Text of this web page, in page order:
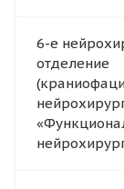
6-е
отделение